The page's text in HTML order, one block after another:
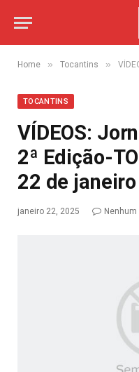
Home » Tocantins » VÍDEOS:
TOCANTINS
VÍDEOS:
2ª Edição-
22 de
janeiro 22, 2025